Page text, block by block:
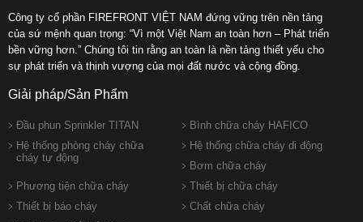
Công ty cổ phần FIREFRONT VIỆT NAM đứng vững trên nền tảng
của sứ mệnh quan trọng: “Vì một Việt Nam an toàn hơn – Phát triển
bền vững hơn.” Chúng tôi tin rằng an toàn là nền tảng thiết yếu cho
sự phát triển và thịnh vượng của mọi đất nước và cộng đồng.
Giải pháp/Sản Phẩm
Đầu phun Sprinkler TITAN
Bình chữa cháy HAFICO
Hệ thống phòng cháy chữa
cháy tự động
Hệ thống chữa cháy di động
Bơm chữa cháy
Phương tiện chữa cháy
Thiết bị chữa cháy
Thiết bị báo cháy
Chất chữa cháy